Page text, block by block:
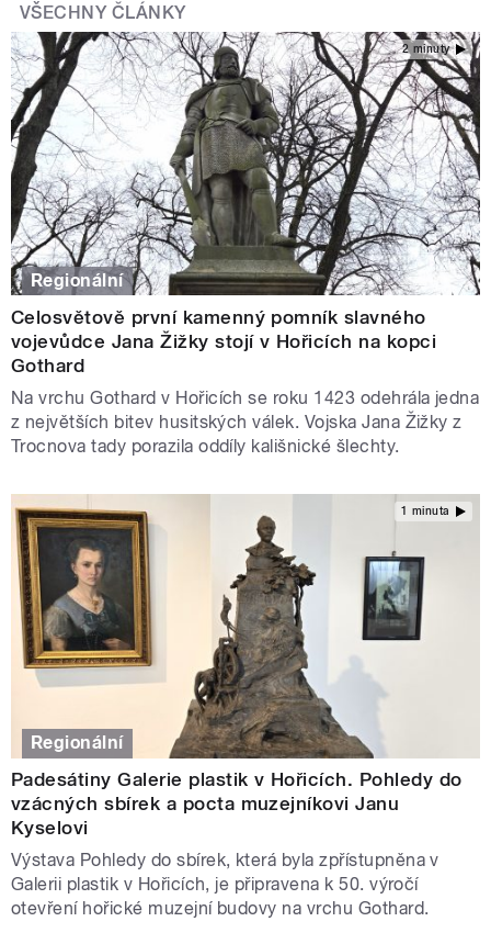
VŠECHNY ČLÁNKY
2 minuty
Regionální
Celosvětově první kamenný pomník slavného
vojevůdce Jana Žižky stojí v Hořicích na kopci
Gothard
Na vrchu Gothard v Hořicích se roku 1423 odehrála jedna
z největších bitev husitských válek. Vojska Jana Žižky z
Trocnova tady porazila oddíly kališnické šlechty.
1 minuta
Regionální
Padesátiny Galerie plastik v Hořicích. Pohledy do
vzácných sbírek a pocta muzejníkovi Janu
Kyselovi
Výstava Pohledy do sbírek, která byla zpřístupněna v
Galerii plastik v Hořicích, je připravena k 50. výročí
otevření hořické muzejní budovy na vrchu Gothard.